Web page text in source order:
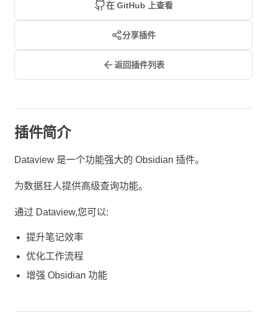
在 GitHub 上查看
分享插件
返回插件列表
插件简介
Dataview 是一个功能强大的 Obsidian 插件。
为数据狂人提供高级查询功能。
通过 Dataview,您可以:
提升笔记效率
优化工作流程
增强 Obsidian 功能